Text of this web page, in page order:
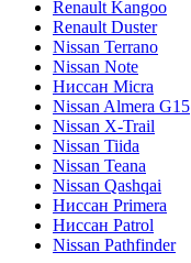
Renault Kangoo
Renault Duster
Nissan Terrano
Nissan Note
Ниссан Micra
Nissan Almera G15
Nissan X-Trail
Nissan Tiida
Nissan Teana
Nissan Qashqai
Ниссан Primera
Ниссан Patrol
Nissan Pathfinder